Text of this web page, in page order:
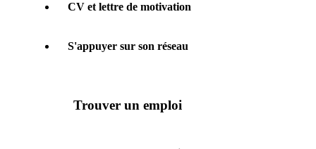
CV et lettre de motivation
S'appuyer sur son réseau
Trouver un emploi